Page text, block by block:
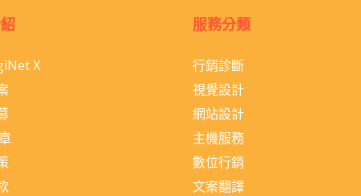
X
服務分類
行銷診斷
視覺設計
網站設計
主機服務
數位行銷
文案翻譯